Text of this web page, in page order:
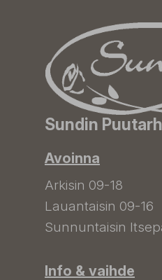
Sundin
Avoinna
Arkisin 09-18
Lauantaisin 09-16
Sunnuntaisin
Info & vaihde